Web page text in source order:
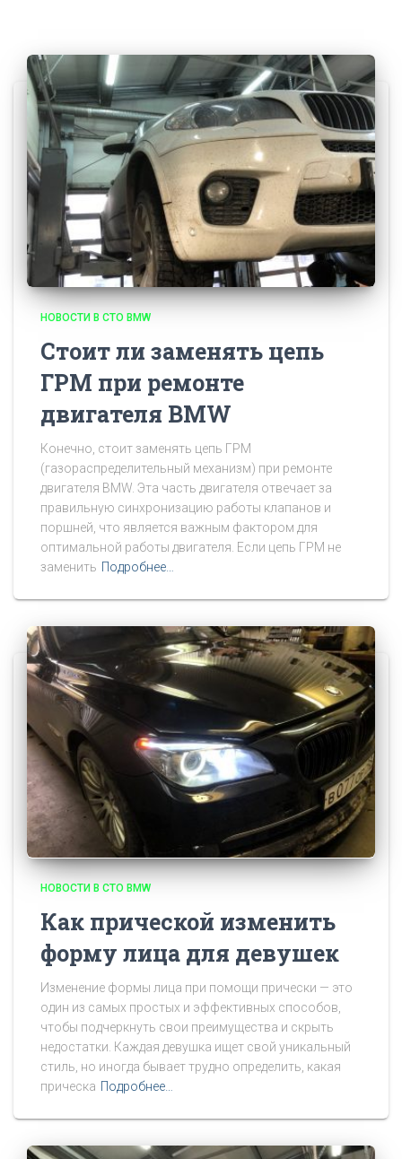
НОВОСТИ В СТО BMW
Стоит ли заменять цепь
ГРМ при ремонте
двигателя BMW
Конечно, стоит заменять цепь ГРМ
(газораспределительный механизм) при ремонте
двигателя BMW. Эта часть двигателя отвечает за
правильную синхронизацию работы клапанов и
поршней, что является важным фактором для
оптимальной работы двигателя. Если цепь ГРМ не
заменить Подробнее…
НОВОСТИ В СТО BMW
Как прической изменить
форму лица для девушек
Изменение формы лица при помощи прически — это
один из самых простых и эффективных способов,
чтобы подчеркнуть свои преимущества и скрыть
недостатки. Каждая девушка ищет свой уникальный
стиль, но иногда бывает трудно определить, какая
прическа Подробнее…